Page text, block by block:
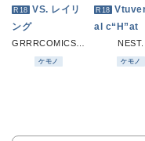
R18 VS. レイリ
ング
ケモノ
R18
al c“H”at
NEST.
ケモノ